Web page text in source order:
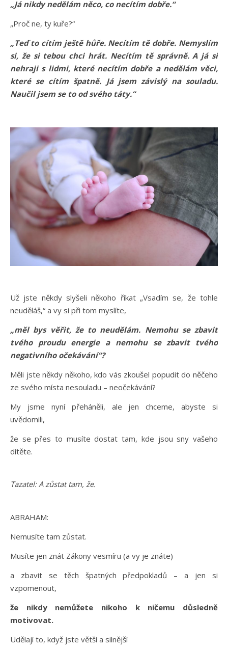
„Já nikdy nedělám něco, co necítím dobře.“
„Proč ne, ty kuře?“
„Teď to cítím ještě hůře. Necítím tě dobře. Nemyslím
si, že si tebou chci hrát. Necítím tě správně. A já si
nehraji s lidmi, které necítím dobře a nedělám věci,
které se cítím špatně. Já jsem závislý na souladu.
Naučil jsem se to od svého táty.“
Už jste někdy slyšeli někoho říkat „Vsadím se, že tohle
neuděláš,“ a vy si při tom myslíte,
„měl bys věřit, že to neudělám. Nemohu se zbavit
tvého proudu energie a nemohu se zbavit tvého
negativního očekávání“?
Měli jste někdy někoho, kdo vás zkoušel popudit do něčeho
ze svého místa nesouladu – neočekávání?
My jsme nyní přeháněli, ale jen chceme, abyste si
uvědomili,
že se přes to musíte dostat tam, kde jsou sny vašeho
dítěte.
Tazatel: A zůstat tam, že.
ABRAHAM:
Nemusíte tam zůstat.
Musíte jen znát Zákony vesmíru (a vy je znáte)
a zbavit se těch špatných předpokladů – a jen si
vzpomenout,
že nikdy nemůžete nikoho k ničemu důsledně
motivovat.
Udělají to, když jste větší a silnější